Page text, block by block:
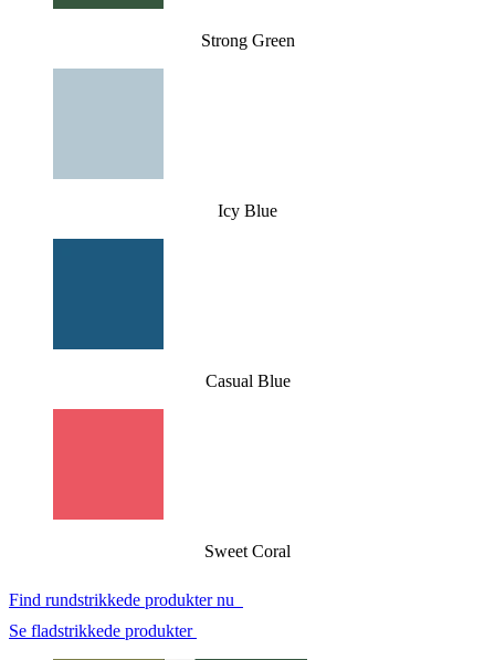
Strong Green
Icy Blue
Casual Blue
Sweet Coral
Find rundstrikkede produkter nu
Se fladstrikkede produkter